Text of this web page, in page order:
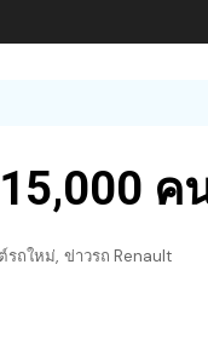
ค
รถใหม่, ข่าวรถ Renault